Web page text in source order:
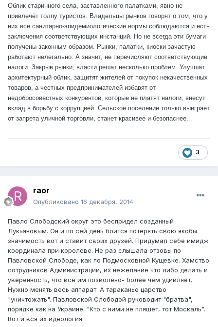
Облик старинного села, заставленного палатками, явно не
привлечёт толпу туристов. Владельцы рынков говорят о том, что у
них все санитарно-эпидемиологические нормы соблюдаются и есть
заключения соответствующих инстанций. Но не всегда эти бумаги
получены законным образом. Рынки, палатки, киоски зачастую
работают нелегально. А значит, не перечисляют соответствующие
налоги. Закрыв рынки, власти решат несколько проблем. Улучшат
архитектурный облик, защитят жителей от покупок некачественных
товаров, а честных предпринимателей избавят от
недобросовестных конкурентов, которые не платят налоги, внесут
вклад в борьбу с коррупцией. Сельское поселение только выиграет
от запрета уличной торговли, станет красивее и безопаснее.
3
raor
Опубликовано 16 декабря, 2014
Павло Слободский округ это беспридел созданный
Лукьяновым. Он и по сей день боится потерять свою якобы
значимость вот и ставит своих друзей. Придумал себе имидж
координала при королеве. Не раз слышала отзовы по
Павловской Слободе, как по Подмосковной Кущевке. Хамство
сотрудников Администрации, их нежелание что либо делать и
уверенность, что всё им позволено- более чем удивляет.
Нужно менять весь аппарат. А тараканье царство
"уничтожать". Павловской Слободой руководит "братва",
порядке как на Украине. "Кто с ними не пляшет, тот Москаль".
Вот и вся их идеология.